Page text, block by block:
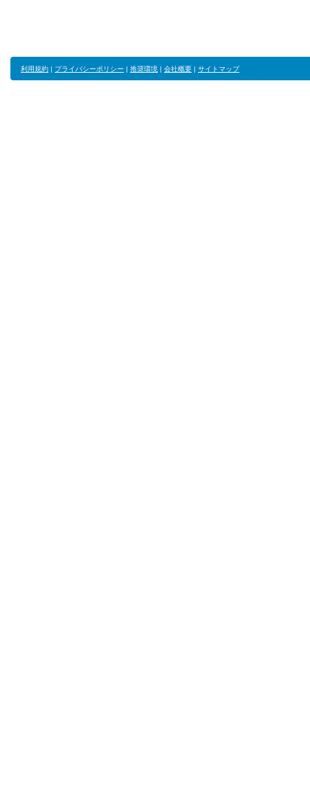
利用規約 | プライバシーポリシー | 推奨環境 | 会社概要 | サイトマップ